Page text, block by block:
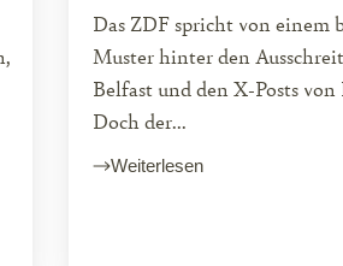
Das ZDF spricht von einem
Muster hinter den
Belfast und den X-Posts
Doch der...
Weiterlesen